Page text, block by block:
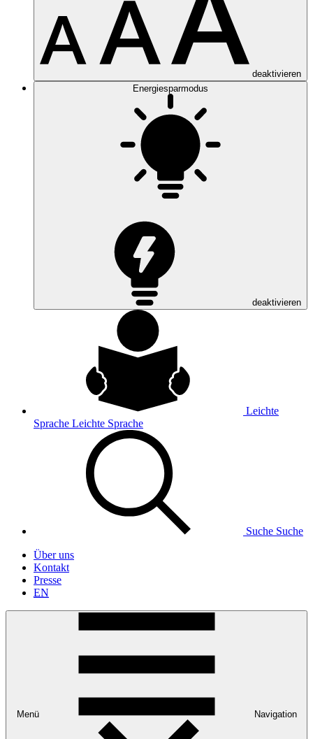
deaktivieren
Energiesparmodus
deaktivieren
Leichte
Sprache Leichte Sprache
Suche Suche
Über uns
Kontakt
Presse
EN
Menü Navigation